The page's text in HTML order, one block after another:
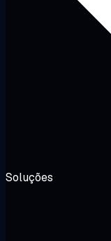
Soluções